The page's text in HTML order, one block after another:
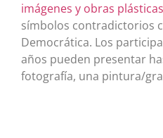
imágenes y obras
símbolos contradictorios
Democrática. Los
años pueden presentar
fotografía, una pintura/